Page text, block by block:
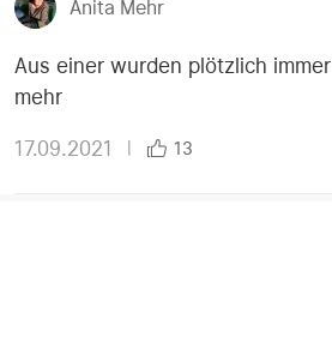
Anita Mehr
Aus einer wurden plötzlich immer
mehr
17.09.2021 13